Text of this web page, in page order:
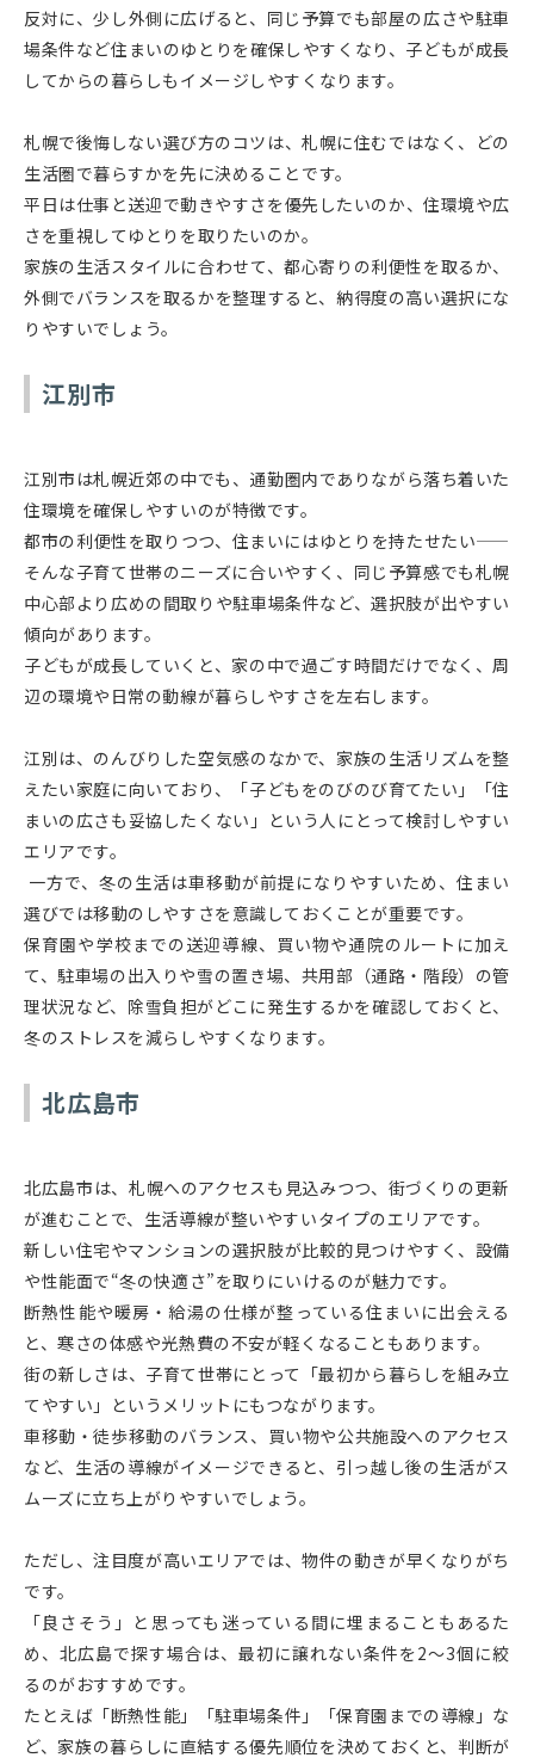
反対に、少し外側に広げると、同じ予算でも部屋の広さや駐車
場条件など住まいのゆとりを確保しやすくなり、子どもが成長
してからの暮らしもイメージしやすくなります。
札幌で後悔しない選び方のコツは、札幌に住むではなく、どの
生活圏で暮らすかを先に決めることです。
平日は仕事と送迎で動きやすさを優先したいのか、住環境や広
さを重視してゆとりを取りたいのか。
家族の生活スタイルに合わせて、都心寄りの利便性を取るか、
外側でバランスを取るかを整理すると、納得度の高い選択にな
りやすいでしょう。
江別市
江別市は札幌近郊の中でも、通勤圏内でありながら落ち着いた
住環境を確保しやすいのが特徴です。
都市の利便性を取りつつ、住まいにはゆとりを持たせたい——
そんな子育て世帯のニーズに合いやすく、同じ予算感でも札幌
中心部より広めの間取りや駐車場条件など、選択肢が出やすい
傾向があります。
子どもが成長していくと、家の中で過ごす時間だけでなく、周
辺の環境や日常の動線が暮らしやすさを左右します。
江別は、のんびりした空気感のなかで、家族の生活リズムを整
えたい家庭に向いており、「子どもをのびのび育てたい」「住
まいの広さも妥協したくない」という人にとって検討しやすい
エリアです。
一方で、冬の生活は車移動が前提になりやすいため、住まい
選びでは移動のしやすさを意識しておくことが重要です。
保育園や学校までの送迎導線、買い物や通院のルートに加え
て、駐車場の出入りや雪の置き場、共用部（通路・階段）の管
理状況など、除雪負担がどこに発生するかを確認しておくと、
冬のストレスを減らしやすくなります。
北広島市
北広島市は、札幌へのアクセスも見込みつつ、街づくりの更新
が進むことで、生活導線が整いやすいタイプのエリアです。
新しい住宅やマンションの選択肢が比較的見つけやすく、設備
や性能面で“冬の快適さ”を取りにいけるのが魅力です。
断熱性能や暖房・給湯の仕様が整っている住まいに出会える
と、寒さの体感や光熱費の不安が軽くなることもあります。
街の新しさは、子育て世帯にとって「最初から暮らしを組み立
てやすい」というメリットにもつながります。
車移動・徒歩移動のバランス、買い物や公共施設へのアクセス
など、生活の導線がイメージできると、引っ越し後の生活がス
ムーズに立ち上がりやすいでしょう。
ただし、注目度が高いエリアでは、物件の動きが早くなりがち
です。
「良さそう」と思っても迷っている間に埋まることもあるた
め、北広島で探す場合は、最初に譲れない条件を2〜3個に絞
るのがおすすめです。
たとえば「断熱性能」「駐車場条件」「保育園までの導線」な
ど、家族の暮らしに直結する優先順位を決めておくと、判断が